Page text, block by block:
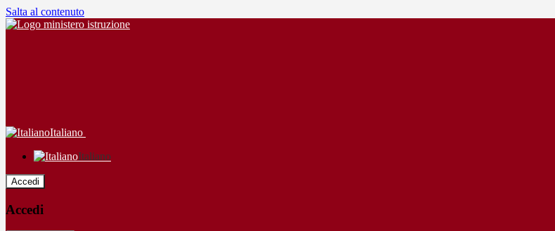
Salta al contenuto
Italiano
Italiano
Accedi
Accedi